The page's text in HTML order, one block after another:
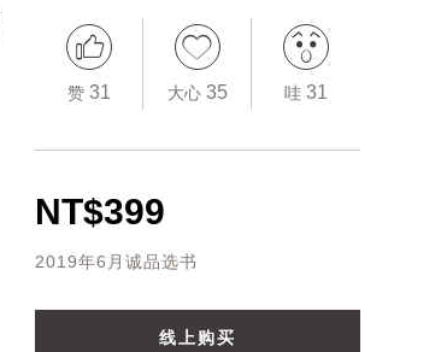
赞 31 大心 35 哇 31
NT$399
2019年6月诚品选书
线上购买